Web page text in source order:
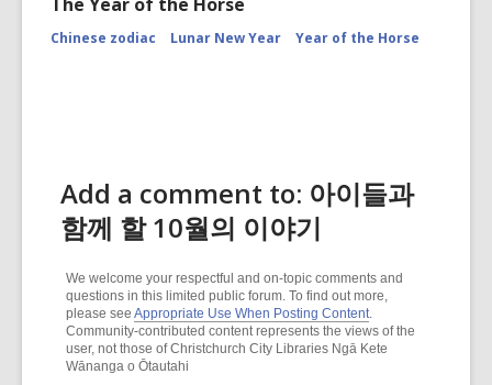
Chinese zodiac Lunar New Year Year of the Horse
Add a comment to: 아이들과
함께 할 10월의 이야기
We welcome your respectful and on-topic comments and
questions in this limited public forum. To find out more,
please see Appropriate Use When Posting Content.
Community-contributed content represents the views of the
user, not those of Christchurch City Libraries Ngā Kete
Wānanga o Ōtautahi